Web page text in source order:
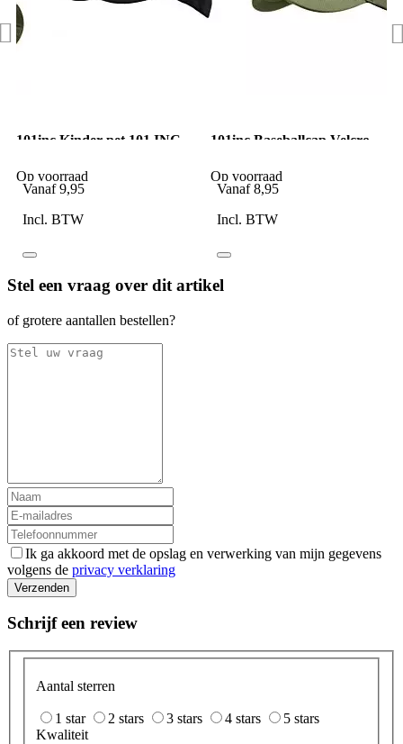
101inc Kinder pet 101 INC
Op voorraad
Vanaf 9,95
Incl. BTW
101inc Baseballcap Velcro
Op voorraad
Vanaf 8,95
Incl. BTW
Stel een vraag over dit artikel
of grotere aantallen bestellen?
Ik ga akkoord met de opslag en verwerking van mijn gegevens
volgens de privacy verklaring
Verzenden
Schrijf een review
Aantal sterren
1 star 2 stars 3 stars 4 stars
5 stars
Kwaliteit